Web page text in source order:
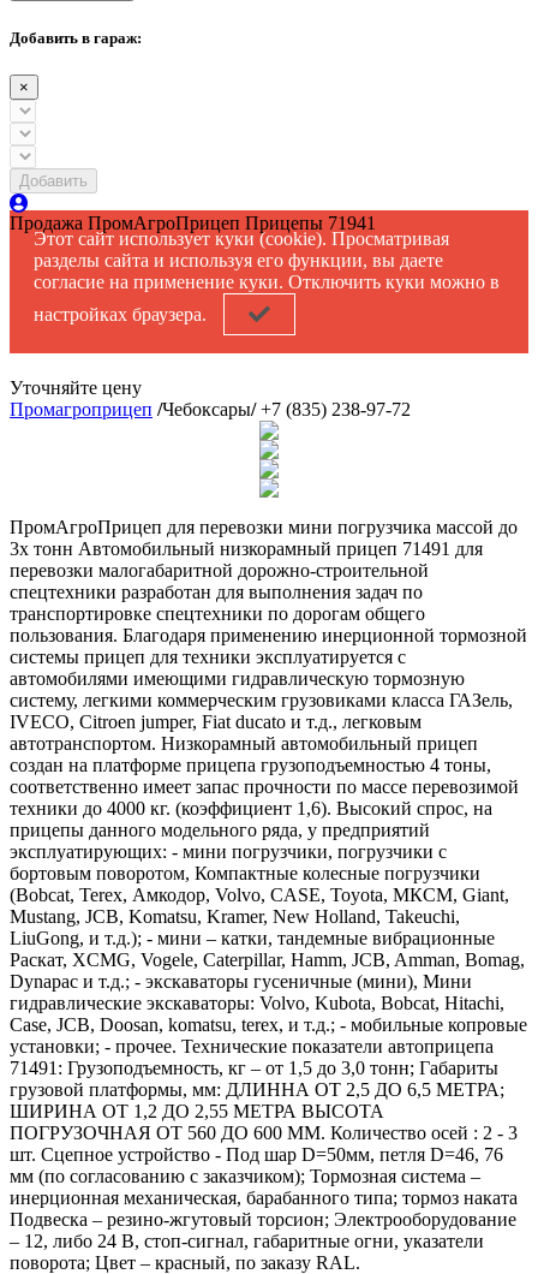
Добавить в гараж:
×
Добавить
Продажа ПромАгроПрицеп Прицепы 71941
Этот сайт использует куки (cookie). Просматривая
разделы сайта и используя его функции, вы даете
согласие на применение куки. Отключить куки можно в
настройках браузера.
Уточняйте цену
Промагроприцеп /Чебоксары/ +7 (835) 238-97-72
ПромАгроПрицеп для перевозки мини погрузчика массой до
3х тонн Автомобильный низкорамный прицеп 71491 для
перевозки малогабаритной дорожно-строительной
спецтехники разработан для выполнения задач по
транспортировке спецтехники по дорогам общего
пользования. Благодаря применению инерционной тормозной
системы прицеп для техники эксплуатируется с
автомобилями имеющими гидравлическую тормозную
систему, легкими коммерческим грузовиками класса ГАЗель,
IVECO, Citroen jumper, Fiat ducato и т.д., легковым
автотранспортом. Низкорамный автомобильный прицеп
создан на платформе прицепа грузоподъемностью 4 тоны,
соответственно имеет запас прочности по массе перевозимой
техники до 4000 кг. (коэффициент 1,6). Высокий спрос, на
прицепы данного модельного ряда, у предприятий
эксплуатирующих: - мини погрузчики, погрузчики с
бортовым поворотом, Компактные колесные погрузчики
(Bobcat, Terex, Амкодор, Volvo, CASE, Toyota, МКСМ, Giant,
Mustang, JCB, Komatsu, Kramer, New Holland, Takeuchi,
LiuGong, и т.д.); - мини – катки, тандемные вибрационные
Раскат, XCMG, Vogele, Caterpillar, Hamm, JCB, Amman, Bomag,
Dynapac и т.д.; - экскаваторы гусеничные (мини), Мини
гидравлические экскаваторы: Volvo, Kubota, Bobcat, Hitachi,
Case, JCB, Doosan, komatsu, terex, и т.д.; - мобильные копровые
установки; - прочее. Технические показатели автоприцепа
71491: Грузоподъемность, кг – от 1,5 до 3,0 тонн; Габариты
грузовой платформы, мм: ДЛИННА ОТ 2,5 ДО 6,5 МЕТРА;
ШИРИНА ОТ 1,2 ДО 2,55 МЕТРА ВЫСОТА
ПОГРУЗОЧНАЯ ОТ 560 ДО 600 ММ. Количество осей : 2 - 3
шт. Сцепное устройство - Под шар D=50мм, петля D=46, 76
мм (по согласованию с заказчиком); Тормозная система –
инерционная механическая, барабанного типа; тормоз наката
Подвеска – резино-жгутовый торсион; Электрооборудование
– 12, либо 24 В, стоп-сигнал, габаритные огни, указатели
поворота; Цвет – красный, по заказу RAL.